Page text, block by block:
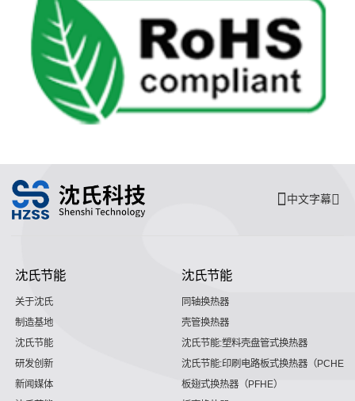
中文字幕
沈氏节能
关于沈氏
制造基地
沈氏节能
研发创新
新闻媒体
沈氏节能
同轴换热器
壳管换热器
沈氏节能:塑料壳盘管式换热器
沈氏节能:印刷电路板式换热器（PCHE）
板翅式换热器（PFHE）